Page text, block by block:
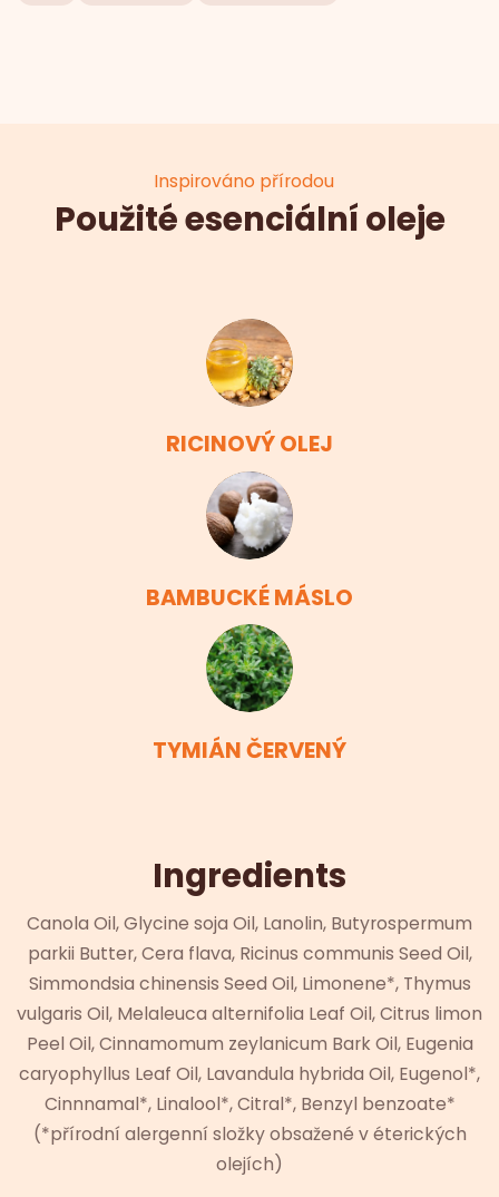
Inspirováno přírodou
Použité esenciální oleje
RICINOVÝ OLEJ
BAMBUCKÉ MÁSLO
TYMIÁN ČERVENÝ
Ingredients
Canola Oil, Glycine soja Oil, Lanolin, Butyrospermum
parkii Butter, Cera flava, Ricinus communis Seed Oil,
Simmondsia chinensis Seed Oil, Limonene*, Thymus
vulgaris Oil, Melaleuca alternifolia Leaf Oil, Citrus limon
Peel Oil, Cinnamomum zeylanicum Bark Oil, Eugenia
caryophyllus Leaf Oil, Lavandula hybrida Oil, Eugenol*,
Cinnnamal*, Linalool*, Citral*, Benzyl benzoate*
(*přírodní alergenní složky obsažené v éterických
olejích)